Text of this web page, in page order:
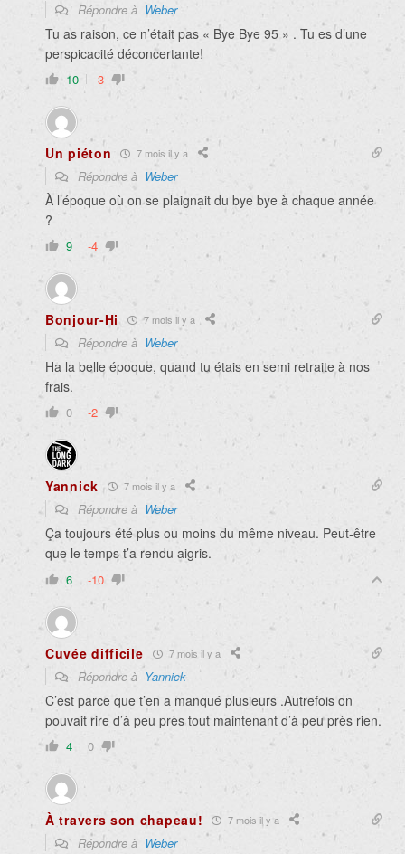
Répondre à Weber
Tu as raison, ce n’était pas « Bye Bye 95 » . Tu es d’une
perspicacité déconcertante!
10 -3
Un piéton 7 mois il y a
Répondre à Weber
À l’époque où on se plaignait du bye bye à chaque année
?
9 -4
Bonjour-Hi 7 mois il y a
Répondre à Weber
Ha la belle époque, quand tu étais en semi retraite à nos
frais.
0 -2
Yannick 7 mois il y a
Répondre à Weber
Ça toujours été plus ou moins du même niveau. Peut-être
que le temps t’a rendu aigris.
6 -10
Cuvée difficile 7 mois il y a
Répondre à Yannick
C’est parce que t’en a manqué plusieurs .Autrefois on
pouvait rire d’à peu près tout maintenant d’à peu près rien.
4 0
À travers son chapeau! 7 mois il y a
Répondre à Weber